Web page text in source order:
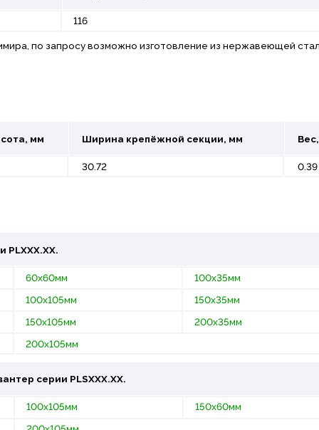
116
по запросу возможно изготовление из нержавеющей
мм Ширина крепёжной секции, мм
30.72 0.39
PLХХХ.ХХ.
60х60мм
100х35мм
100х105мм
150х35мм
150х105мм
200х35мм
200х105мм
серии PLSХХХ.ХХ.
100х105мм
150х60мм